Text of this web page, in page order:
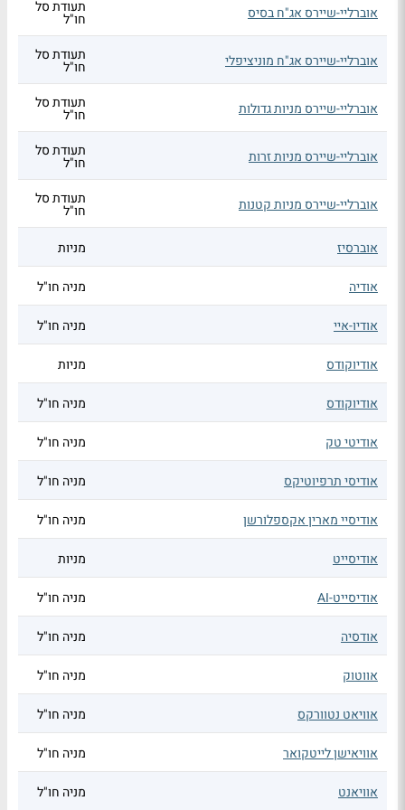
אוברליי-שיירס אג"ח בסיס תעודת סל
חו"ל
אוברליי-שיירס אג"ח מוניציפלי תעודת סל
חו"ל
אוברליי-שיירס מניות גדולות תעודת סל
חו"ל
אוברליי-שיירס מניות זרות תעודת סל
חו"ל
אוברליי-שיירס מניות קטנות תעודת סל
חו"ל
אוברסיז
מניות
אודיה מניה חו"ל
אודיו-איי מניה חו"ל
אודיוקודס מניות
אודיוקודס מניה חו"ל
אודיטי טק מניה חו"ל
אודיסי תרפיוטיקס מניה חו"ל
אודיסיי מארין אקספלורשן מניה חו"ל
אודיסייט מניות
אודיסייט-AI מניה חו"ל
אודסיה מניה חו"ל
אווטוק מניה חו"ל
אוויאט נטוורקס מניה חו"ל
אוויאישן לייטקואר מניה חו"ל
אוויאנט מניה חו"ל